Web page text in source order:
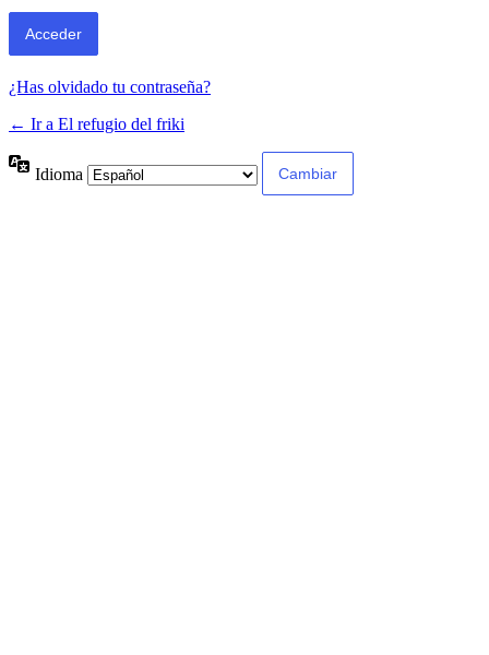
¿Has olvidado tu contraseña?
← Ir a El refugio del friki
Idioma